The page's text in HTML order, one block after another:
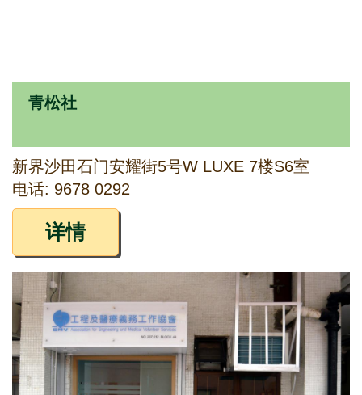
青松社
新界沙田石门安耀街5号W LUXE 7楼S6室
电话: 9678 0292
详情